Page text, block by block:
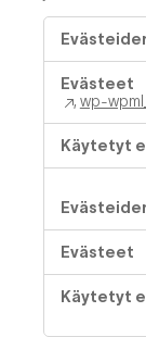
, wp-